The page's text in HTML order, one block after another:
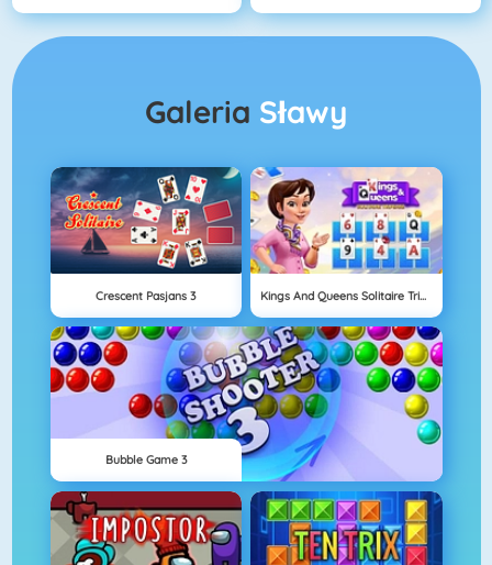
Galeria Sławy
Crescent Pasjans 3 Kings And Queens Solitaire Tripeaks
Bubble Game 3